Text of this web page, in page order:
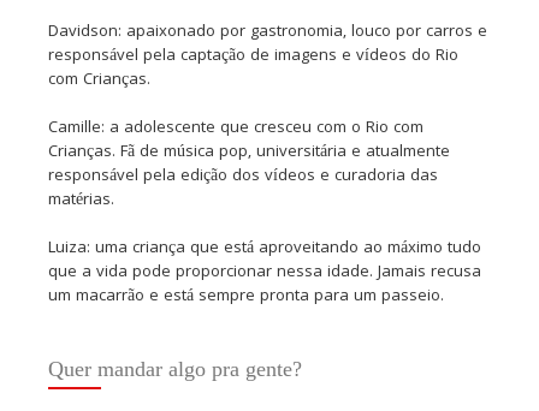
Davidson: apaixonado por gastronomia, louco por carros e
responsável pela captação de imagens e vídeos do Rio
com Crianças.
Camille: a adolescente que cresceu com o Rio com
Crianças. Fã de música pop, universitária e atualmente
responsável pela edição dos vídeos e curadoria das
matérias.
Luiza: uma criança que está aproveitando ao máximo tudo
que a vida pode proporcionar nessa idade. Jamais recusa
um macarrão e está sempre pronta para um passeio.
Quer mandar algo pra gente?